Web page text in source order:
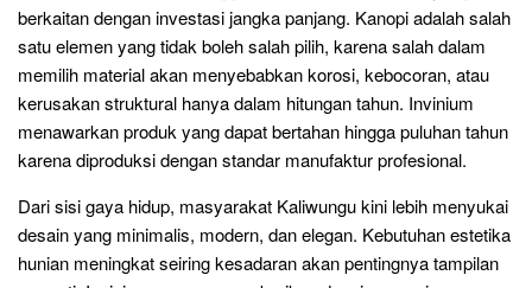
berkaitan dengan investasi jangka panjang. Kanopi adalah salah
satu elemen yang tidak boleh salah pilih, karena salah dalam
memilih material akan menyebabkan korosi, kebocoran, atau
kerusakan struktural hanya dalam hitungan tahun. Invinium
menawarkan produk yang dapat bertahan hingga puluhan tahun
karena diproduksi dengan standar manufaktur profesional.
Dari sisi gaya hidup, masyarakat Kaliwungu kini lebih menyukai
desain yang minimalis, modern, dan elegan. Kebutuhan estetika
hunian meningkat seiring kesadaran akan pentingnya tampilan